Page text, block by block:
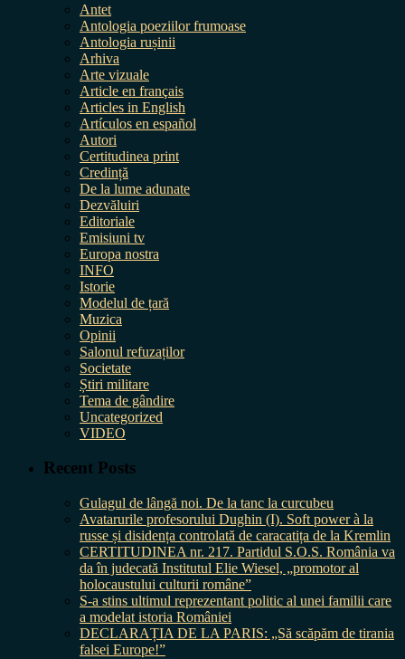
Antet
Antologia poeziilor frumoase
Antologia rușinii
Arhiva
Arte vizuale
Article en français
Articles in English
Artículos en español
Autori
Certitudinea print
Credință
De la lume adunate
Dezvăluiri
Editoriale
Emisiuni tv
Europa nostra
INFO
Istorie
Modelul de țară
Muzica
Opinii
Salonul refuzaților
Societate
Știri militare
Tema de gândire
Uncategorized
VIDEO
Recent Posts
Gulagul de lângă noi. De la tanc la curcubeu
Avatarurile profesorului Dughin (I). Soft power à la
russe și disidența controlată de caracatița de la Kremlin
CERTITUDINEA nr. 217. Partidul S.O.S. România va
da în judecată Institutul Elie Wiesel, „promotor al
holocaustului culturii române”
S-a stins ultimul reprezentant politic al unei familii care
a modelat istoria României
DECLARAȚIA DE LA PARIS: „Să scăpăm de tirania
falsei Europe!”